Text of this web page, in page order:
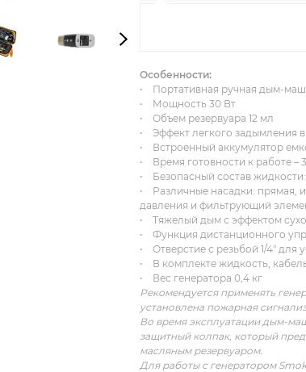
Особенности:
• Портативная ручная дым-
• Мощность 30 Вт
• Объем резервуара 12 мл
• Эффект легкого задымления
• Встроенный аккумулятор
• Время готовности к работе –
• Безопасный состав
• Различные насадки: прямая,
давления и фильтрующий
• Тяжелый дым с эффектом
• Функция дистанционного
• Отверстие с резьбой 1/4" для
• В комплекте жидкость,
• Вес генератора 0,4 кг
Рекомендуется применять
установлена пожарная
Во время эксплуатации дым-
защитный колпак, который
масляным резервуаром.
Для работы с генератором